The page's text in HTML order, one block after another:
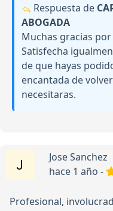
Respuesta de
ABOGADA
Muchas gracias
Satisfecha
de que hayas
encantada de
necesitaras.
Jose Sanchez
hace 1 año -
Profesional,